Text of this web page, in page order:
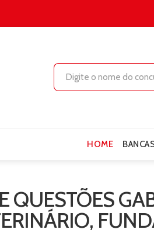
HOME
QUESTÕES